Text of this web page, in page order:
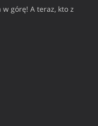
górę! A teraz, kto z